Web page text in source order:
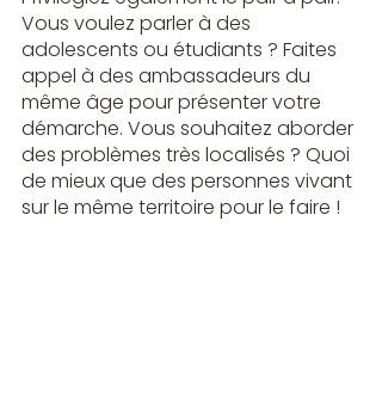
Vous voulez parler à des
adolescents ou étudiants ? Faites
appel à des ambassadeurs du
même âge pour présenter votre
démarche. Vous souhaitez aborder
des problèmes très localisés ? Quoi
de mieux que des personnes vivant
sur le même territoire pour le faire !